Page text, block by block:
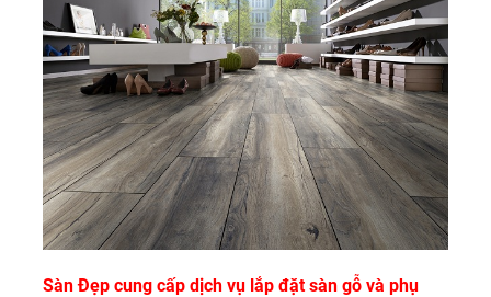
Sàn Đẹp cung cấp dịch vụ lắp đặt sàn gỗ và phụ